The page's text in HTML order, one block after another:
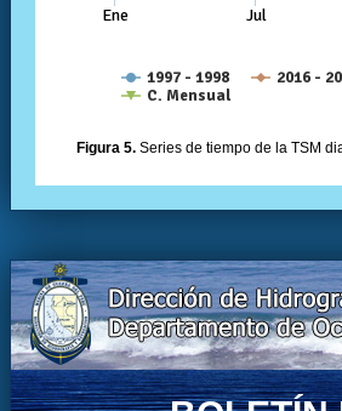
Figura 5. Series de tiempo de la TSM